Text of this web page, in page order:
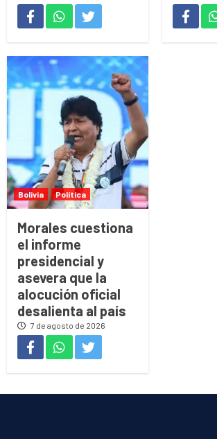
Bolivia Política
Morales cuestiona
el informe
presidencial y
asevera que la
alocución oficial
desalienta al país
7 de agosto de 2026